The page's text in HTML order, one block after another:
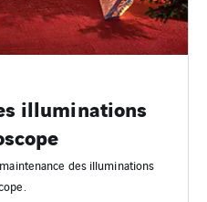
illuminations
des illuminations